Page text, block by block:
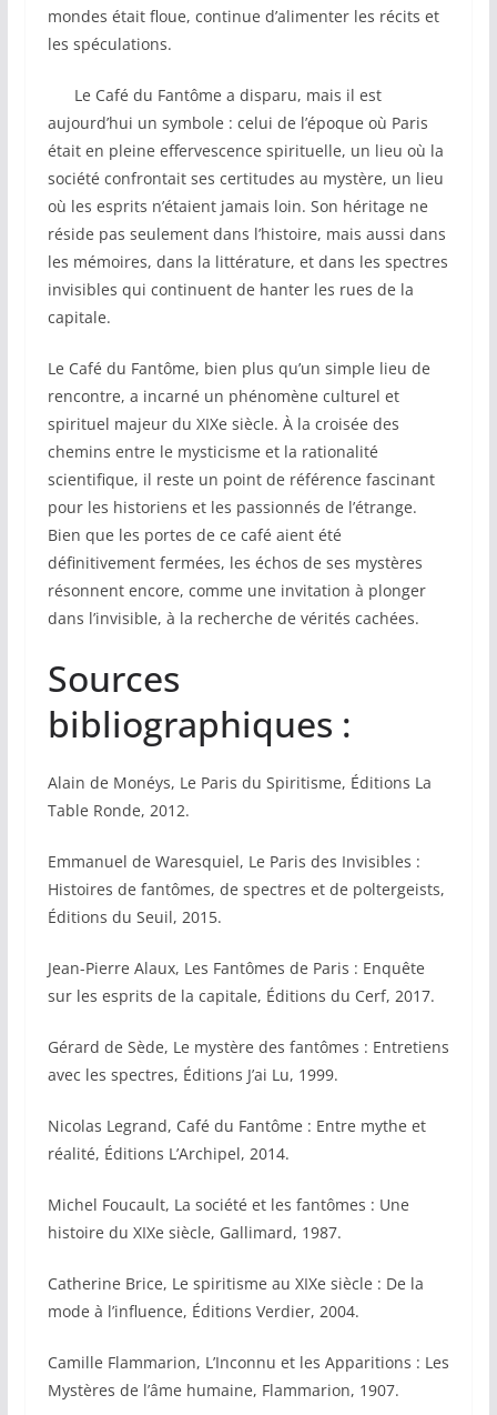
mondes était floue, continue d’alimenter les récits et
les spéculations.
Le Café du Fantôme a disparu, mais il est
aujourd’hui un symbole : celui de l’époque où Paris
était en pleine effervescence spirituelle, un lieu où la
société confrontait ses certitudes au mystère, un lieu
où les esprits n’étaient jamais loin. Son héritage ne
réside pas seulement dans l’histoire, mais aussi dans
les mémoires, dans la littérature, et dans les spectres
invisibles qui continuent de hanter les rues de la
capitale.
Le Café du Fantôme, bien plus qu’un simple lieu de
rencontre, a incarné un phénomène culturel et
spirituel majeur du XIXe siècle. À la croisée des
chemins entre le mysticisme et la rationalité
scientifique, il reste un point de référence fascinant
pour les historiens et les passionnés de l’étrange.
Bien que les portes de ce café aient été
définitivement fermées, les échos de ses mystères
résonnent encore, comme une invitation à plonger
dans l’invisible, à la recherche de vérités cachées.
Sources
bibliographiques :
Alain de Monéys, Le Paris du Spiritisme, Éditions La
Table Ronde, 2012.
Emmanuel de Waresquiel, Le Paris des Invisibles :
Histoires de fantômes, de spectres et de poltergeists,
Éditions du Seuil, 2015.
Jean-Pierre Alaux, Les Fantômes de Paris : Enquête
sur les esprits de la capitale, Éditions du Cerf, 2017.
Gérard de Sède, Le mystère des fantômes : Entretiens
avec les spectres, Éditions J’ai Lu, 1999.
Nicolas Legrand, Café du Fantôme : Entre mythe et
réalité, Éditions L’Archipel, 2014.
Michel Foucault, La société et les fantômes : Une
histoire du XIXe siècle, Gallimard, 1987.
Catherine Brice, Le spiritisme au XIXe siècle : De la
mode à l’influence, Éditions Verdier, 2004.
Camille Flammarion, L’Inconnu et les Apparitions : Les
Mystères de l’âme humaine, Flammarion, 1907.